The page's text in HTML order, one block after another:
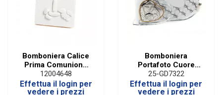
Bomboniera Calice
Prima Comunione
Style
12004648
Effettua il login per
vedere i prezzi
Bomboniera
Portafoto Cuore
Maternità H 11 CM
25-GD7322
Effettua il login per
vedere i prezzi